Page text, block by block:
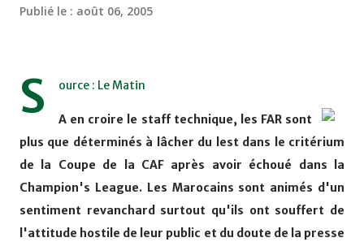
Publié le : août 06, 2005
S ource : Le Matin
A en croire le staff technique, les FAR sont
plus que déterminés à lâcher du lest dans le critérium
de la Coupe de la CAF après avoir échoué dans la
Champion's League. Les Marocains sont animés d'un
sentiment revanchard surtout qu'ils ont souffert de
l'attitude hostile de leur public et du doute de la presse